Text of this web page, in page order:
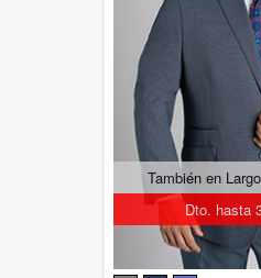
Dto. hasta
También en